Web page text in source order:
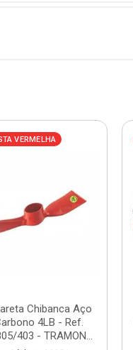
VERMELHA
Chibanca Aço
4LB - Ref.
403 - TRAMON...